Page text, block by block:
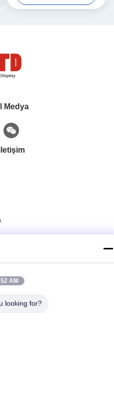
Medya
iletişim
Kasabası, Changshu
AM
looking for?